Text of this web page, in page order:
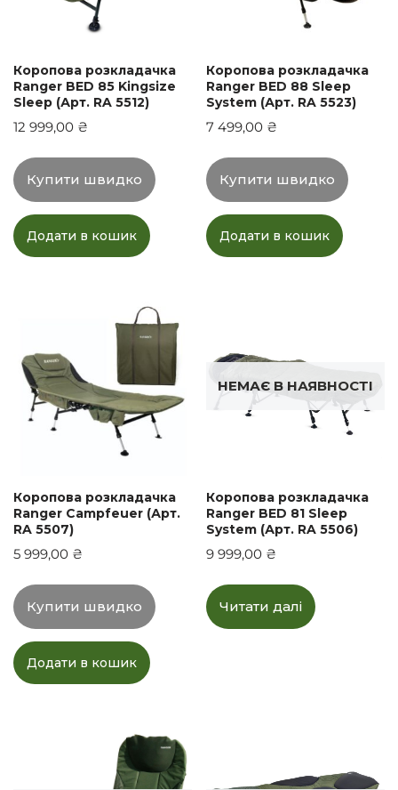
Коропова розкладачка
Ranger BED 85 Kingsize
Sleep (Арт. RA 5512)
12 999,00 ₴
Купити швидко
Додати в кошик
Коропова розкладачка
Ranger BED 88 Sleep
System (Арт. RA 5523)
7 499,00 ₴
Купити швидко
Додати в кошик
Коропова розкладачка
Ranger Campfeuer (Арт.
RA 5507)
5 999,00 ₴
Купити швидко
Додати в кошик
НЕМАЄ В НАЯВНОСТІ
Коропова розкладачка
Ranger BED 81 Sleep
System (Арт. RA 5506)
9 999,00 ₴
Читати далі